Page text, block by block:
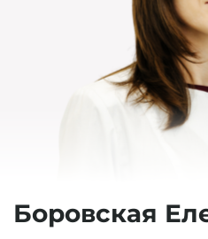
Боровская